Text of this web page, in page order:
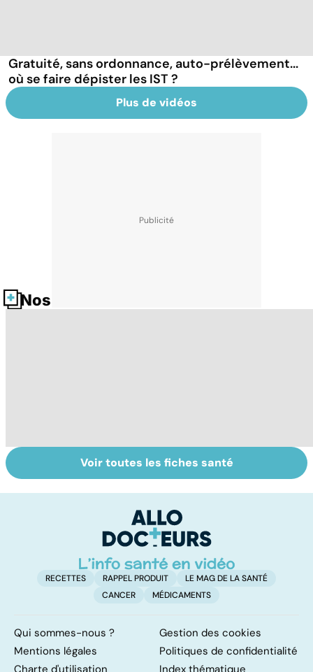
Gratuité, sans ordonnance, auto-prélèvement...
où se faire dépister les IST ?
Plus de vidéos
Nos fiches santé
Suicide : prévenir
le passage à
Un rhume, ça se
soigne ?
Voir toutes les fiches santé
RECETTES RAPPEL PRODUIT
LE MAG DE LA SANTÉ
CANCER
MÉDICAMENTS
Qui sommes-nous ?
Gestion des cookies
Mentions légales
Politiques de confidentialité